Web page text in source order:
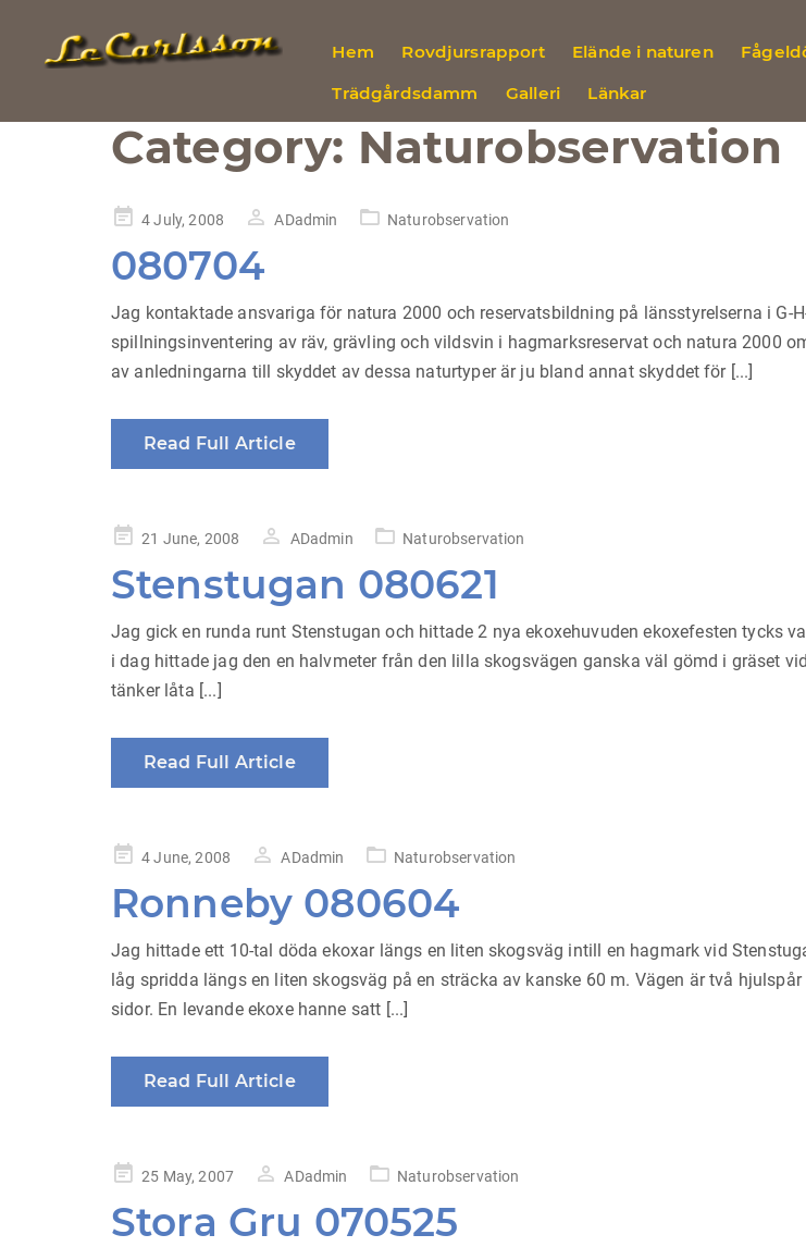
Hem Rovdjursrapport Elände i naturen
Trädgårdsdamm
Galleri Länkar
Category: Naturobservation
Posted4 July, 2008 ADadmin Naturobservation
080704
Jag kontaktade ansvariga för natura 2000 och reservatsbildning på länsstyrelserna i G-
spillningsinventering av räv, grävling och vildsvin i hagmarksreservat och natura 2000
av anledningarna till skyddet av dessa naturtyper är ju bland annat skyddet för [...]
Read Full Article
Posted21 June, 2008 ADadmin Naturobservation
Stenstugan 080621
Jag gick en runda runt Stenstugan och hittade 2 nya ekoxehuvuden ekoxefesten tycks
i dag hittade jag den en halvmeter från den lilla skogsvägen ganska väl gömd i gräset
tänker låta [...]
Read Full Article
Posted4 June, 2008 ADadmin Naturobservation
Ronneby 080604
Jag hittade ett 10-tal döda ekoxar längs en liten skogsväg intill en hagmark vid
låg spridda längs en liten skogsväg på en sträcka av kanske 60 m. Vägen är två
sidor. En levande ekoxe hanne satt [...]
Read Full Article
Posted25 May, 2007 ADadmin Naturobservation
Stora Gru 070525